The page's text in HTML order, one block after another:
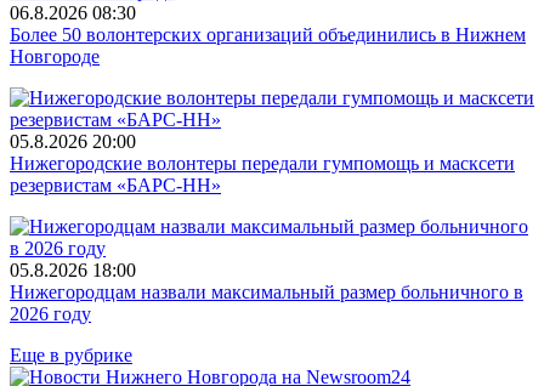
06.8.2026 08:30
Более 50 волонтерских организаций объединились в Нижнем
Новгороде
05.8.2026 20:00
Нижегородские волонтеры передали гумпомощь и масксети
резервистам «БАРС-НН»
05.8.2026 18:00
Нижегородцам назвали максимальный размер больничного в
2026 году
Еще в рубрике